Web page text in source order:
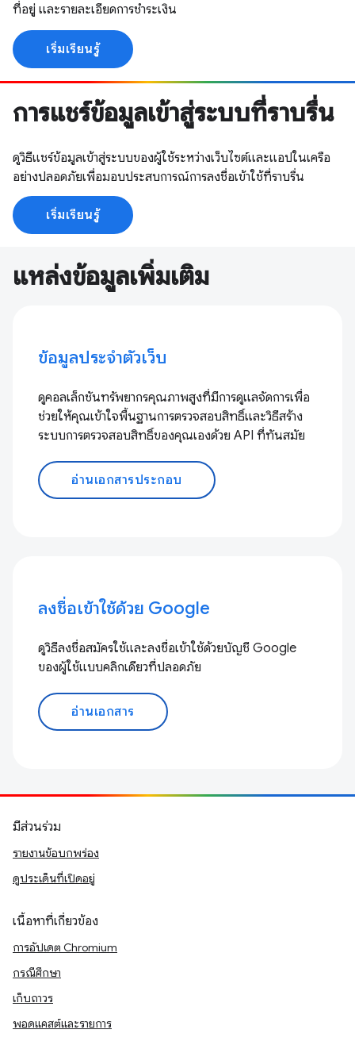
ที่อยู่ และรายละเอียดการชำระเงิน
เริ่มเรียนรู้
การแชร์ข้อมูลเข้าสู่ระบบที่ราบรื่น
ดูวิธีแชร์ข้อมูลเข้าสู่ระบบของผู้ใช้ระหว่างเว็บไซต์และแอปในเครือ
อย่างปลอดภัยเพื่อมอบประสบการณ์การลงชื่อเข้าใช้ที่ราบรื่น
เริ่มเรียนรู้
แหล่งข้อมูลเพิ่มเติม
ข้อมูลประจำตัวเว็บ
ดูคอลเล็กชันทรัพยากรคุณภาพสูงที่มีการดูแลจัดการเพื่อ
ช่วยให้คุณเข้าใจพื้นฐานการตรวจสอบสิทธิ์และวิธีสร้าง
ระบบการตรวจสอบสิทธิ์ของคุณเองด้วย API ที่ทันสมัย
อ่านเอกสารประกอบ
ลงชื่อเข้าใช้ด้วย Google
ดูวิธีลงชื่อสมัครใช้และลงชื่อเข้าใช้ด้วยบัญชี Google
ของผู้ใช้แบบคลิกเดียวที่ปลอดภัย
อ่านเอกสาร
มีส่วนร่วม
รายงานข้อบกพร่อง
ดูประเด็นที่เปิดอยู่
เนื้อหาที่เกี่ยวข้อง
การอัปเดต Chromium
กรณีศึกษา
เก็บถาวร
พอดแคสต์และรายการ